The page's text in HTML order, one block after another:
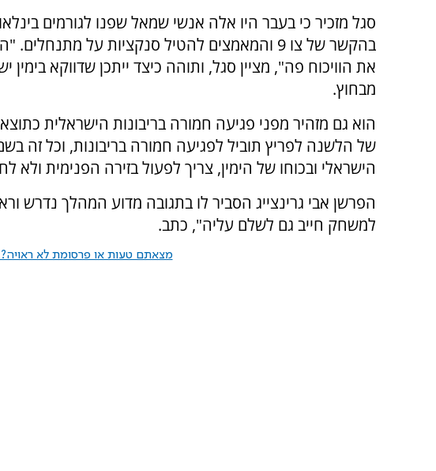
סגל מזכיר כי בעבר היו אלה אנשי שמאל שפנו לגורמים
בהקשר של צו 9 והמאמצים להטיל סנקציות על
את הוויכוח פה", מציין סגל, ותוהה כיצד ייתכן שדווקא
מבחוץ.
הוא גם מזהיר מפני פגיעה חמורה בריבונות הישראלית
של הלשנה לפריץ תוביל לפגיעה חמורה בריבונות, וכל זה
הישראלי ובכוחו של הימין, צריך לפעול בזירה הפנימית ולא
הפרשן אבי גרינצייג הסביר לו בתגובה מדוע המהלך נדרש
למשחק חייב גם לשלם עליה", כתב.
מצאתם טעות או פרסומת לא ראויה?